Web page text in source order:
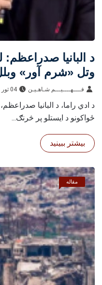
د البانیا صدراعظم:
وتل «شرم‌ آور»
فــــهــــيـــم شـاهـیـن‎‎ 04 ثور 1405
د ادي راما، د البانیا
ځواکونو د ایستلو پر څرنګ...
بیشتر ببینید
مقاله